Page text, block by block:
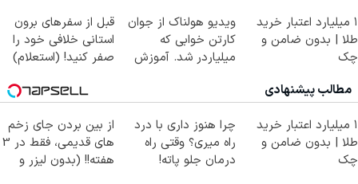
۱ میلیارد اعتبار خرید
طلا | بدون ضامن و
چک
ویدیو هولناک از جوان
کارتن خوابی که
میلیاردر شد. آموزش
قبل از سفرهای برون
استانی خلافی خود را
صفر کنید! (استعلام)
مطالب پیشنهادی
۱ میلیارد اعتبار خرید
طلا | بدون ضامن و
چک
چرا هنوز داری با درد
راه میری؟ وقتی راه
درمان جلو پاته!
از بین بردن جای زخم
های قدیمی، فقط در 3
هفته!! (بدون لیزر و